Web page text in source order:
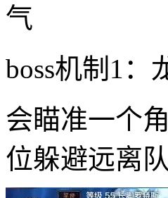
气
boss机制1：
会瞄准一个
位躲避远离